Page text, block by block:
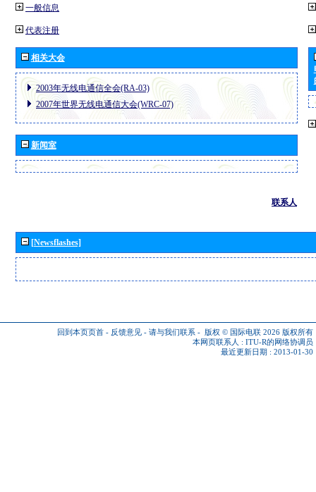
一般信息
代表注册
相关大会
2003年无线电通信全会(RA-03)
2007年世界无线电通信大会(WRC-07)
新闻室
联系人
[Newsflashes]
回到本页页首 - 反馈意见 - 请与我们联系 - 版权 © 国际电联 2026 版权所有
本网页联系人 : ITU-R的网络协调员
最近更新日期 : 2013-01-30